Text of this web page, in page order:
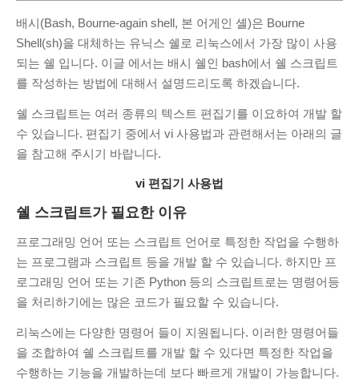
November 2018
October 2018(2)
RECENT COMMENTS
sss안녕하세요. 사용...
PDF JPG변환 사이트· 6 months ago
1 year ago
조영범프록시 서버 아직도...
카카오톡 PC 차단, 우회 접속 방법 ·1
year ago
ss
2 years ago
영랑
잘사용하고 있는데...
PDF JPG변환 사이트
2 years ago
배시(Bash, Bourne-again shell, 본 어게인 셸)은 Bourne
Shell(sh)을 대체하는 유닉스 쉘로 리눅스에서 가장 많이 사용
되는 쉘 입니다. 이글 에서는 배시 쉘인 bash에서 쉘 스크립트
를 작성하는 방법에 대해서 설명드리도록 하겠습니다.
쉘 스크립트는 여러 종류의 텍스트 편집기를 이요하여 개발 할
수 있습니다. 편집기 중에서 vi 사용법과 관련해서는 아래의 글
을 참고해 주시기 바랍니다.
vi 편집기 사용법
쉘 스크립트가 필요한 이유
프로그래밍 언어 또는 스크립트 언어로 특정한 작업을 수행하
는 프로그램과 스크립트 등을 개발 할 수 있습니다. 하지만 프
로그래밍 언어 또는 기존 Python 등의 스크립트로는 명령어등
을 처리하기에는 많은 코드가 필요할 수 있습니다.
리눅스에는 다양한 명령어 들이 지원됩니다. 이러한 명령어들
을 조합하여 쉘 스크립트를 개발 할 수 있다면 특정한 작업을
수행하는 기능을 개발하는데 보다 빠르게 개발이 가능합니다.